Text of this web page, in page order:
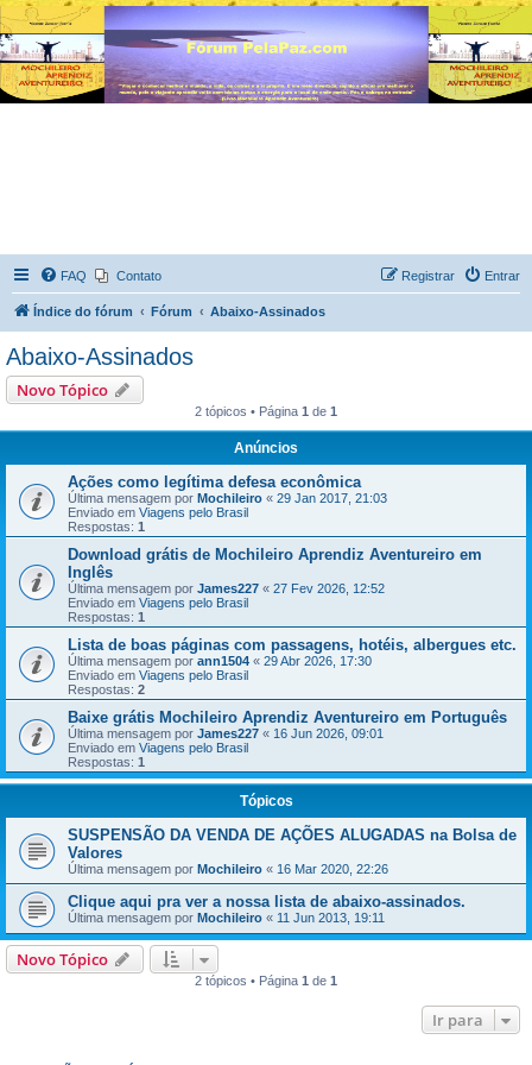
FAQ Contato Entrar
Registrar
Índice do fórum Fórum Abaixo-Assinados
Abaixo-Assinados
Novo Tópico
2 tópicos • Página 1 de 1
Anúncios
Ações como legítima defesa econômica
Última mensagem por Mochileiro « 29 Jan 2017, 21:03
Enviado em Viagens pelo Brasil
Respostas: 1
Download grátis de Mochileiro Aprendiz Aventureiro em
Inglês
Última mensagem por James227 « 27 Fev 2026, 12:52
Enviado em Viagens pelo Brasil
Respostas: 1
Lista de boas páginas com passagens, hotéis, albergues etc.
Última mensagem por ann1504 « 29 Abr 2026, 17:30
Enviado em Viagens pelo Brasil
Respostas: 2
Baixe grátis Mochileiro Aprendiz Aventureiro em Português
Última mensagem por James227 « 16 Jun 2026, 09:01
Enviado em Viagens pelo Brasil
Respostas: 1
Tópicos
SUSPENSÃO DA VENDA DE AÇÕES ALUGADAS na Bolsa de
Valores
Última mensagem por Mochileiro « 16 Mar 2020, 22:26
Clique aqui pra ver a nossa lista de abaixo-assinados.
Última mensagem por Mochileiro « 11 Jun 2013, 19:11
Novo Tópico
2 tópicos • Página 1 de 1
Ir para